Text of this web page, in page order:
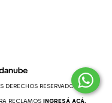
DERECHOS RESERVADOS.
RECLAMOS INGRESÁ ACÁ.